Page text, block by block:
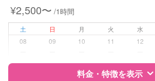
夜間対応
お泊まり保育
病児、病後児、と
¥2,500〜 /1時間
土 日 月 火 水
08
09 10 11 12
料金・特徴を表示